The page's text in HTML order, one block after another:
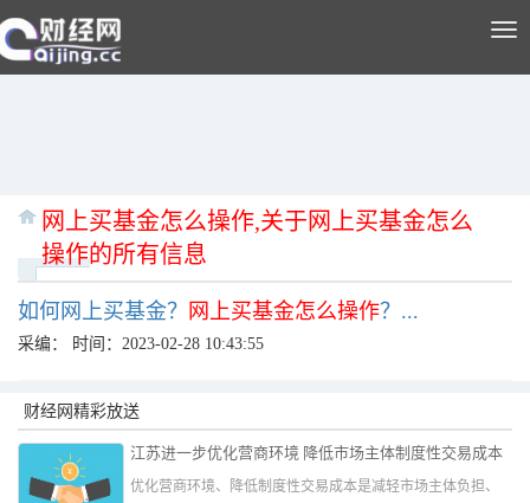
网上买基金怎么操作,关于网上买基金怎么
操作的所有信息
如何网上买基金？ 网上买基金怎么操作？...
采编： 时间：2023-02-28 10:43:55
财经网精彩放送
江苏进一步优化营商环境 降低市场主体制度性交易成本
优化营商环境、降低制度性交易成本是减轻市场主体负担、